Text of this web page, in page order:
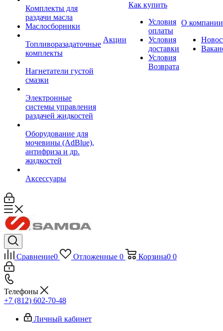
Комплекты для
раздачи масла
Маслосборники
Топливоразадаточные
комплекты
Нагнетатели густой
смазки
Электронные
системы управления
раздачей жидкостей
Оборудование для
мочевины (AdBlue),
антифриза и др.
жидкостей
Аксессуары
Акции
Как купить
Условия
оплаты
Условия
доставки
Условия
Возврата
О компании
Сравнение0 Отложенные 0 Корзина0 0
Телефоны
+7 (812) 602-70-48
Личный кабинет